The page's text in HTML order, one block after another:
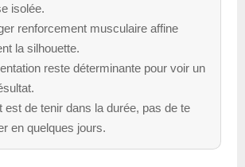
isolée.
renforcement musculaire affine
la silhouette.
reste déterminante pour voir un
est de tenir dans la durée, pas de te
en quelques jours.